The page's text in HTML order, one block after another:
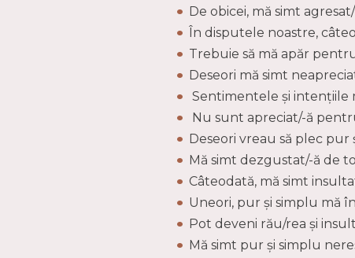
De obicei, mă simt
În disputele noastre,
Trebuie să mă apăr
Deseori mă simt
Sentimentele și intențiile
Nu sunt apreciat/-ă
Deseori vreau să plec pur
Mă simt dezgustat/-ă de
Câteodată, mă simt
Uneori, pur și simplu mă
Pot deveni rău/rea și
Mă simt pur și simplu